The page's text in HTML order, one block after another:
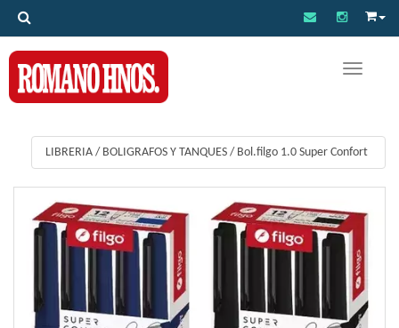
Toggle
LIBRERIA / BOLIGRAFOS Y TANQUES / Bol.filgo 1.0 Super Confort